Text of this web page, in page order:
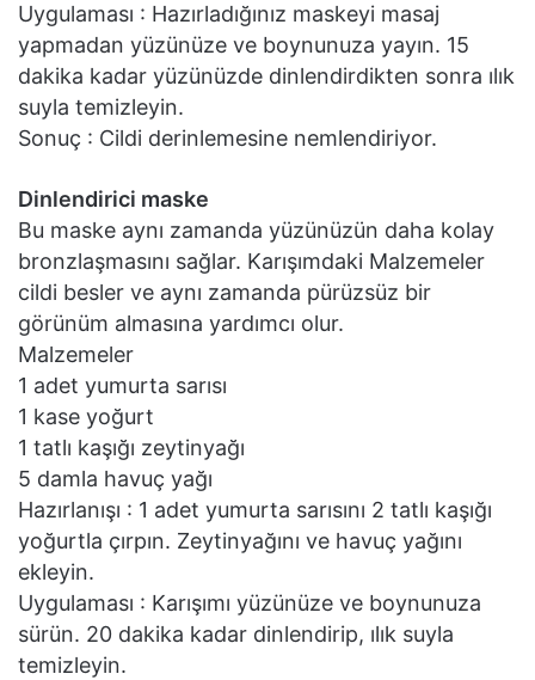
Uygulaması : Hazırladığınız maskeyi masaj
yapmadan yüzünüze ve boynunuza yayın. 15
dakika kadar yüzünüzde dinlendirdikten sonra ılık
suyla temizleyin.
Sonuç : Cildi derinlemesine nemlendiriyor.
Dinlendirici maske
Bu maske aynı zamanda yüzünüzün daha kolay
bronzlaşmasını sağlar. Karışımdaki Malzemeler
cildi besler ve aynı zamanda pürüzsüz bir
görünüm almasına yardımcı olur.
Malzemeler
1 adet yumurta sarısı
1 kase yoğurt
1 tatlı kaşığı zeytinyağı
5 damla havuç yağı
Hazırlanışı : 1 adet yumurta sarısını 2 tatlı kaşığı
yoğurtla çırpın. Zeytinyağını ve havuç yağını
ekleyin.
Uygulaması : Karışımı yüzünüze ve boynunuza
sürün. 20 dakika kadar dinlendirip, ılık suyla
temizleyin.